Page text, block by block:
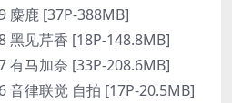
麋鹿 [37P-388MB]
黑见芹香 [18P-148.8MB]
有马加奈 [33P-208.6MB]
音律联觉 自拍 [17P-20.5MB]